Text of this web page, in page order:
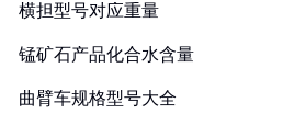
横担型号对应重量
锰矿石产品化合水含量
曲臂车规格型号大全